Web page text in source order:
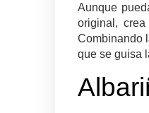
Aunque
original,
Combinando
que se guisa